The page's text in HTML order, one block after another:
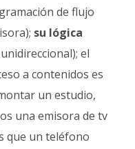
de flujo
su lógica
el
a contenidos es
un estudio,
una emisora de tv
que un teléfono